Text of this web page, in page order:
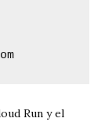
Run y el